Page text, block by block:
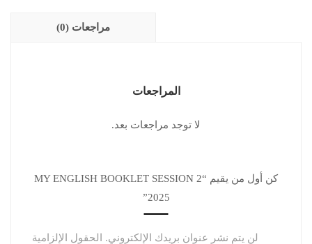
مراجعات (0)
المراجعات
لا توجد مراجعات بعد.
كن أول من يقيم “MY ENGLISH BOOKLET SESSION 2
2025”
لن يتم نشر عنوان بريدك الإلكتروني.
الحقول الإلزامية